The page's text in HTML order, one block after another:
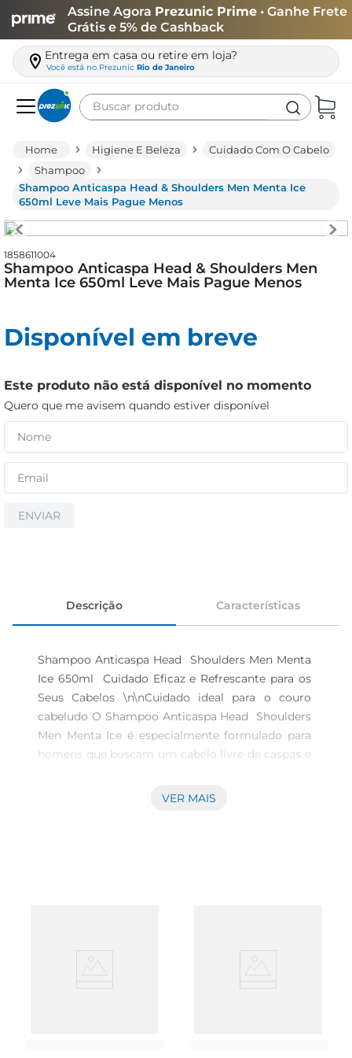
Assine Agora Prezunic Prime • Ganhe Frete
Grátis e 5% de Cashback
Entrega em casa ou retire em loja?
Você está no Prezunic Rio de Janeiro
Buscar produto
Higiene E Beleza
Cuidado Com O Cabelo
Shampoo
Shampoo Anticaspa Head & Shoulders Men Menta Ice
650ml Leve Mais Pague Menos
1858611004
Shampoo Anticaspa Head & Shoulders Men
Menta Ice 650ml Leve Mais Pague Menos
Disponível em breve
Este produto não está disponível no momento
Quero que me avisem quando estiver disponível
ENVIAR
Descrição Características
Shampoo Anticaspa Head  Shoulders Men Menta
Ice 650ml  Cuidado Eficaz e Refrescante para os
Seus Cabelos \n\nCuidado ideal para o couro
cabeludo O Shampoo Anticaspa Head  Shoulders
Men Menta Ice é especialmente formulado para
homens que buscam um cabelo livre de caspas e
produto, oferece uma experiência de uso
prática para quem enfrenta o problema de caspas
VER MAIS
leite
azeite
iogurte
papel higiênico
cerveja